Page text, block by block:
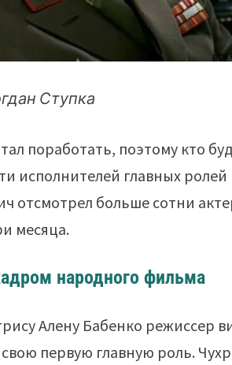
Ступка
поработать, поэтому кто
исполнителей главных
отсмотрел больше сотни
месяца.
народного фильма
Алену Бабенко режиссер
первую главную роль.